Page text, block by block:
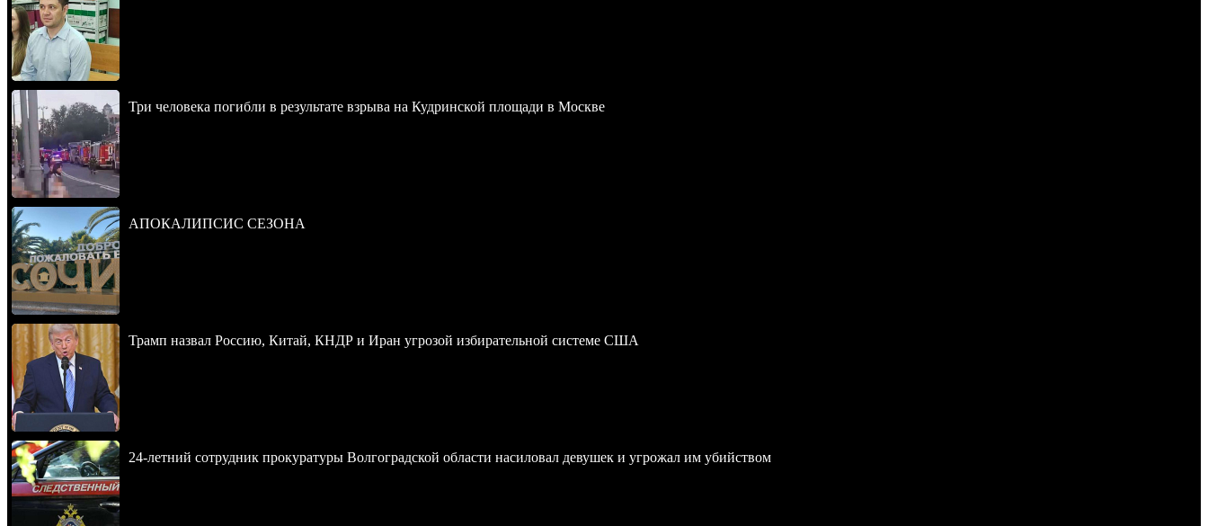
Три человека погибли в результате взрыва на Кудринской площади в Москве
АПОКАЛИПСИС СЕЗОНА
Трамп назвал Россию, Китай, КНДР и Иран угрозой избирательной системе США
24-летний сотрудник прокуратуры Волгоградской области насиловал девушек и угрожал им убийством